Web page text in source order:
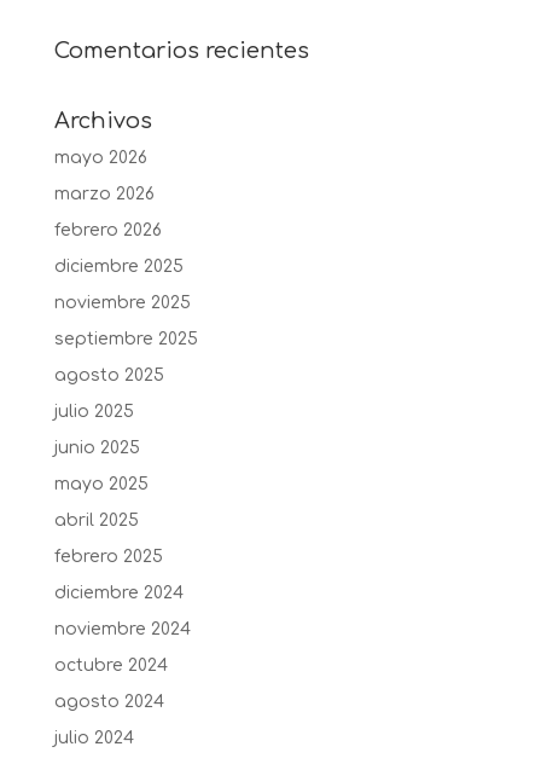
Comentarios recientes
Archivos
mayo 2026
marzo 2026
febrero 2026
diciembre 2025
noviembre 2025
septiembre 2025
agosto 2025
julio 2025
junio 2025
mayo 2025
abril 2025
febrero 2025
diciembre 2024
noviembre 2024
octubre 2024
agosto 2024
julio 2024